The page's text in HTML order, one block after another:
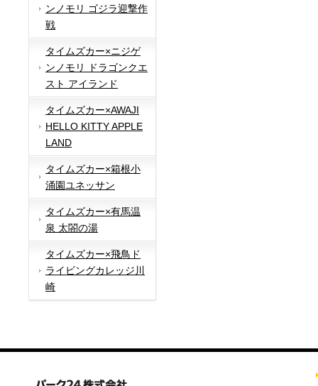
ンノモリ ゴジラ迎撃作
戦
タイムズカー×ニジゲ
ンノモリ ドラゴンクエ
スト アイランド
タイムズカー×AWAJI
HELLO KITTY APPLE
LAND
タイムズカー×箱根小
涌園ユネッサン
タイムズカー×有馬温
泉 太閤の湯
タイムズカー×飛鳥ド
ライビングカレッジ川
崎